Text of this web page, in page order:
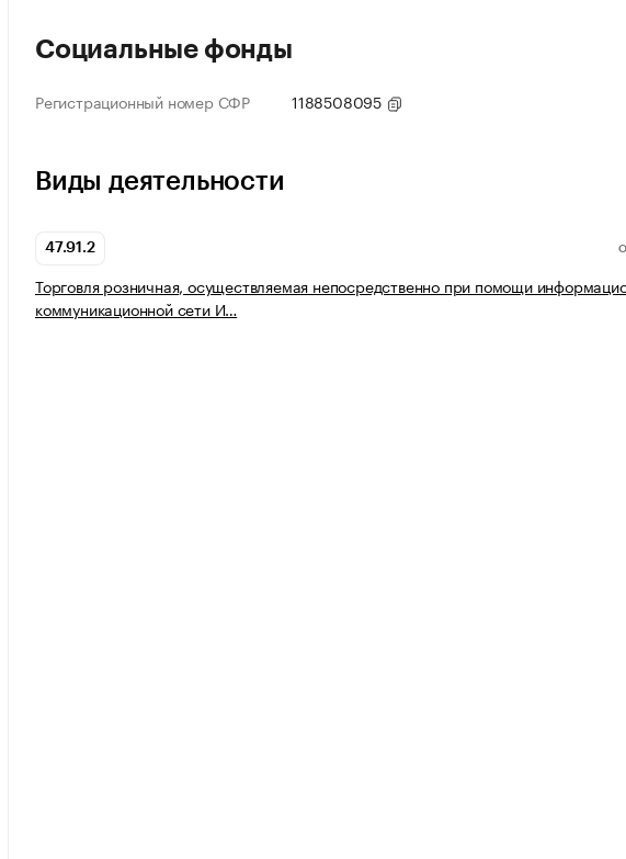
Социальные фонды
Регистрационный номер СФР 1188508095
Виды деятельности
47.91.2
Торговля розничная, осуществляемая непосредственно при помощи
коммуникационной сети И…